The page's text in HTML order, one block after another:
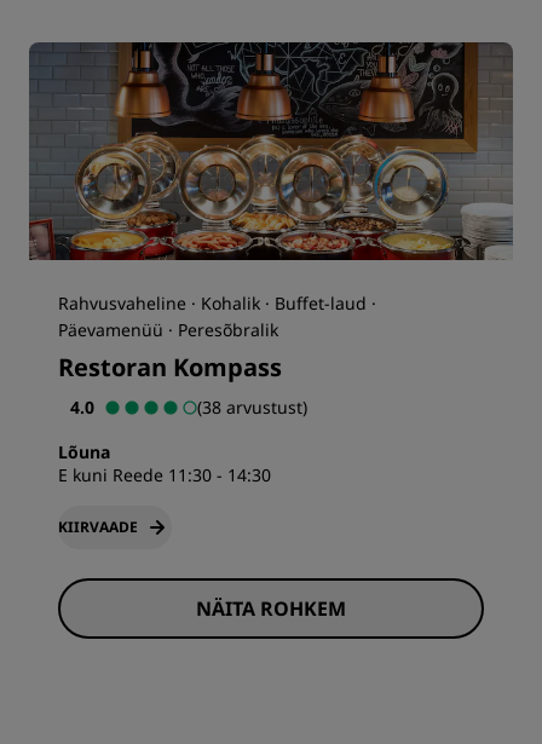
Rahvusvaheline · Kohalik · Buffet-laud ·
Päevamenüü · Peresõbralik
Restoran Kompass
4.0
(38 arvustust)
Lõuna
E kuni Reede 11:30 - 14:30
KIIRVAADE
NÄITA ROHKEM